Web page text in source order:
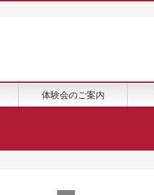
体験会のご案内